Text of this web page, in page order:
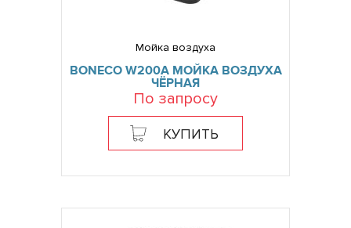
Мойка воздуха
BONECO W200A МОЙКА ВОЗДУХА
ЧЁРНАЯ
По запросу
КУПИТЬ